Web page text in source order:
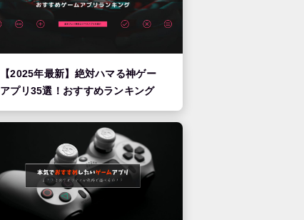
【2025年最新】絶対ハマる神ゲー
アプリ35選！おすすめランキング